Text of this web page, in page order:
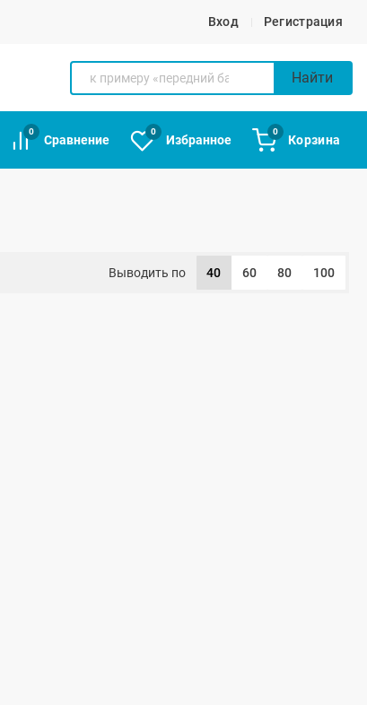
Вход Регистрация
Найти
0
Сравнение
0
Избранное
0
Корзина
Выводить по 40 60 80 100